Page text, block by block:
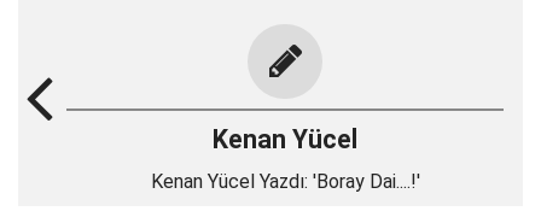
Kenan Yücel
Kenan Yücel Yazdı: 'Boray Dai....!'